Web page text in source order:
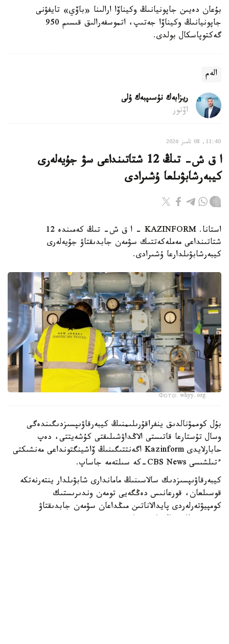
بۇعان دەيىن جاپونيانىڭ وكيناۆا ارالىنا «باۆي» تايفۋنى
جاپونيانىڭ وكيناۆا جەتىپ، اتموسفەرالىق قىسىم 950
گەكتوپاسكال بولدى.
الەم
ريزابەك نۇسىپبەك ۇلى
اۆتور
11:40, 08 تامىز 2026
ا ق ش- تىڭ 12 شتاتىنداعى سۋ جۇيەلەرى
كيبەرشابۋىلعا ۇشىرادى
استانا. KAZINFORM – ا ق ش- تىڭ كەمىندە 12
شتاتىنداعى مەملەكەتتىك سۋمەن جابدىقتاۋ جۇيەلەرى
كيبەرشابۋىلدارعا ۇشىرادى.
Фото: whyy.org
بۇل كوممۋنالدىق ينفراقۇرىلىمنىڭ كيبەرقاۋىپسىزدىگىندەگى
وسال تۇستارعا قاتىستى الاڭداۋشىلىقتى كۇشەيتتى، دەپ
حابارلايدى Kazinform اگەنتتىگىنىڭ ۆاشينگتونداعى مەنشىكتى
ءتىلشىسى CBS News-كە سىلتەمە جاساپ.
كيبەرقاۋىپسىزدىك سالاسىنىڭ ماماندارى شابۋىلدار ينتەرنەتكە
قوسىلعان، قورعانىس دەڭگەيى تومەن وندىرىستىك
كومپيۋتەرلەردى پايدالاناتىن مىڭداعان سۋمەن جابدىقتاۋ